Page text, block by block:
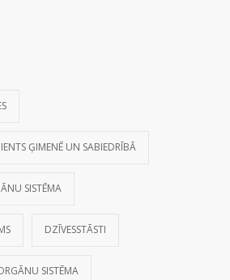
ĢIMENĒ UN SABIEDRĪBĀ
SISTĒMA
DZĪVESSTĀSTI
SISTĒMA